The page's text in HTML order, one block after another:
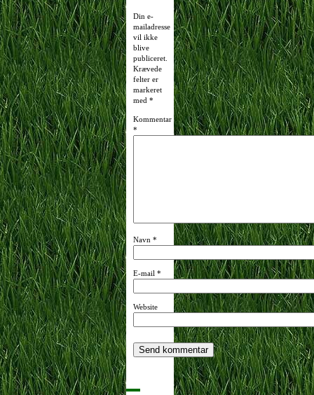
Din e-
mailadresse
vil ikke
blive
publiceret.
Krævede
felter er
markeret
med *
Kommentar
*
Navn *
E-mail *
Website